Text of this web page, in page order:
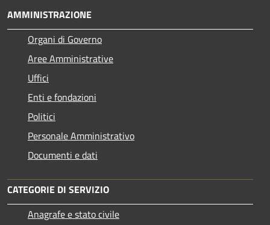
AMMINISTRAZIONE
Organi di Governo
Aree Amministrative
Uffici
Enti e fondazioni
Politici
Personale Amministrativo
Documenti e dati
CATEGORIE DI SERVIZIO
Anagrafe e stato civile